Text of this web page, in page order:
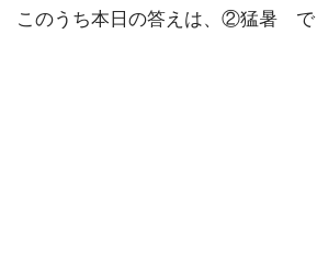
このうち本日の答えは、②猛暑 で